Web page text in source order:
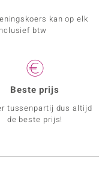
kan op elk
btw
Beste prijs
tussenpartij dus altijd
de beste prijs!